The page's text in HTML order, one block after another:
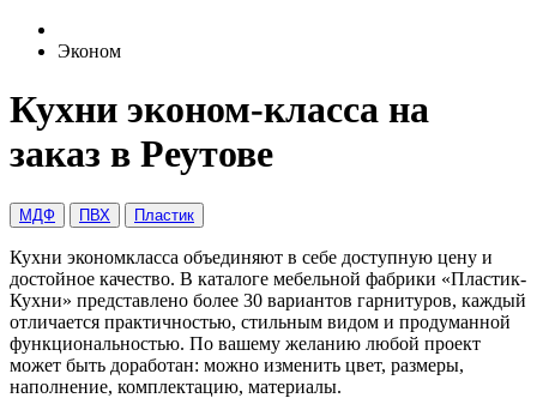
Эконом
Кухни эконом-класса на
заказ в Реутове
МДФ ПВХ Пластик
Кухни экономкласса объединяют в себе доступную цену и
достойное качество. В каталоге мебельной фабрики «Пластик-
Кухни» представлено более 30 вариантов гарнитуров, каждый
отличается практичностью, стильным видом и продуманной
функциональностью. По вашему желанию любой проект
может быть доработан: можно изменить цвет, размеры,
наполнение, комплектацию, материалы.